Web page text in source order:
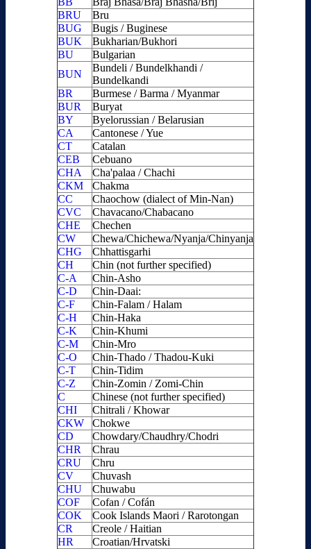
BRU
Bru
BUG
Bugis / Buginese
BUK
Bukharian/Bukhori
BU
Bulgarian
BUN
Bundeli / Bundelkhandi /
Bundelkandi
BR
Burmese / Barma / Myanmar
BUR
Buryat
BY
Byelorussian / Belarusian
CA
Cantonese / Yue
CT
Catalan
CEB
Cebuano
CHA
Cha'palaa / Chachi
CKM
Chakma
CC
Chaochow (dialect of Min-Nan)
CVC
Chavacano/Chabacano
CHE
Chechen
CW
Chewa/Chichewa/Nyanja/Chinyanja
CHG
Chhattisgarhi
CH
Chin (not further specified)
C-A
Chin-Asho
C-D
Chin-Daai:
C-F
Chin-Falam / Halam
C-H
Chin-Haka
C-K
Chin-Khumi
C-M
Chin-Mro
C-O
Chin-Thado / Thadou-Kuki
C-T
Chin-Tidim
C-Z
Chin-Zomin / Zomi-Chin
C
Chinese (not further specified)
CHI
Chitrali / Khowar
CKW
Chokwe
CD
Chowdary/Chaudhry/Chodri
CHR
Chrau
CRU
Chru
CV
Chuvash
CHU
Chuwabu
COF
Cofan / Cofán
COK
Cook Islands Maori / Rarotongan
CR
Creole / Haitian
HR
Croatian/Hrvatski